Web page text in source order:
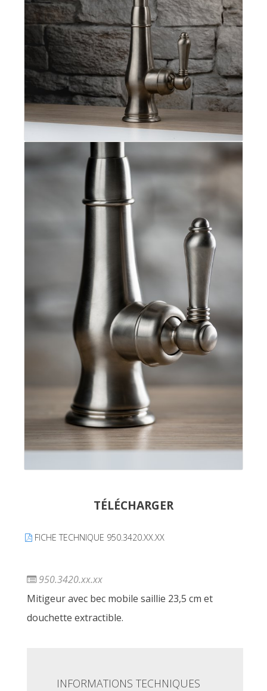
TÉLÉCHARGER
FICHE TECHNIQUE 950.3420.XX.XX
950.3420.xx.xx
Mitigeur avec bec mobile saillie 23,5 cm et
douchette extractible.
INFORMATIONS TECHNIQUES